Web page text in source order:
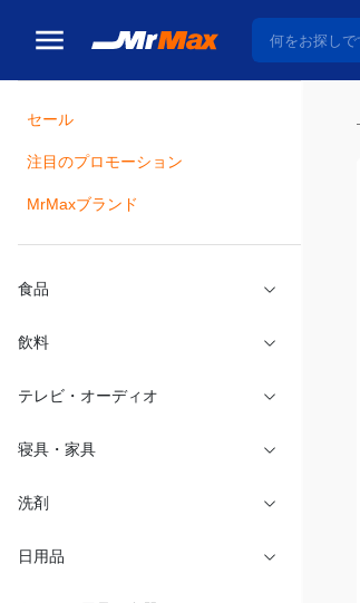
セール
注目のプロモーション
MrMaxブランド
食品